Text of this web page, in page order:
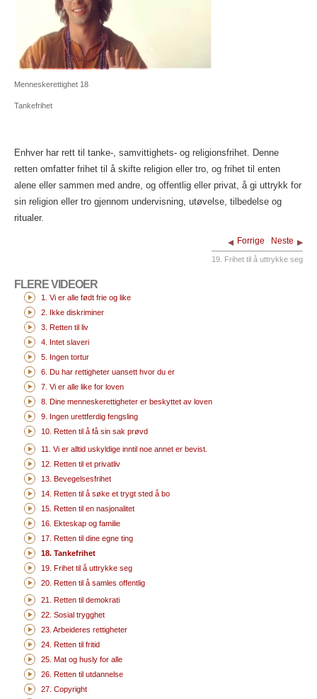
Menneskerettighet 18
Tankefrihet
Enhver har rett til tanke-, samvittighets- og religionsfrihet. Denne
retten omfatter frihet til å skifte religion eller tro, og frihet til enten
alene eller sammen med andre, og offentlig eller privat, å gi uttrykk for
sin religion eller tro gjennom undervisning, utøvelse, tilbedelse og
ritualer.
Forrige Neste
19. Frihet til å uttrykke seg
FLERE VIDEOER
1. Vi er alle født frie og like
2. Ikke diskriminer
3. Retten til liv
4. Intet slaveri
5. Ingen tortur
6. Du har rettigheter uansett hvor du er
7. Vi er alle like for loven
8. Dine menneskerettigheter er beskyttet av loven
9. Ingen urettferdig fengsling
10. Retten til å få sin sak prøvd
11. Vi er alltid uskyldige inntil noe annet er bevist.
12. Retten til et privatliv
13. Bevegelsesfrihet
14. Retten til å søke et trygt sted å bo
15. Retten til en nasjonalitet
16. Ekteskap og familie
17. Retten til dine egne ting
18. Tankefrihet
19. Frihet til å uttrykke seg
20. Retten til å samles offentlig
21. Retten til demokrati
22. Sosial trygghet
23. Arbeideres rettigheter
24. Retten til fritid
25. Mat og husly for alle
26. Retten til utdannelse
27. Copyright